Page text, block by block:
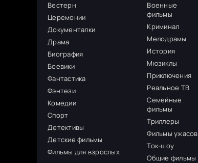
Вестерн
Церемонии
Документалки
Драма
Биография
Боевики
Фантастика
Фэнтези
Комедии
Спорт
Детективы
Детские фильмы
Фильмы для взрослых
Военные
фильмы
Криминал
Мелодрамы
История
Мюзиклы
Приключения
Реальное ТВ
Семейные
фильмы
Триллеры
Фильмы ужасов
Ток-шоу
Общие фильмы